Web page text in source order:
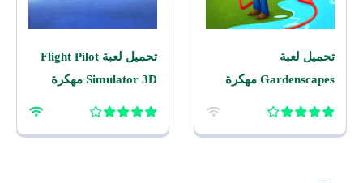
تحميل لعبة
Gardenscapes مهكرة
تحميل لعبة Flight Pilot
Simulator 3D مهكرة